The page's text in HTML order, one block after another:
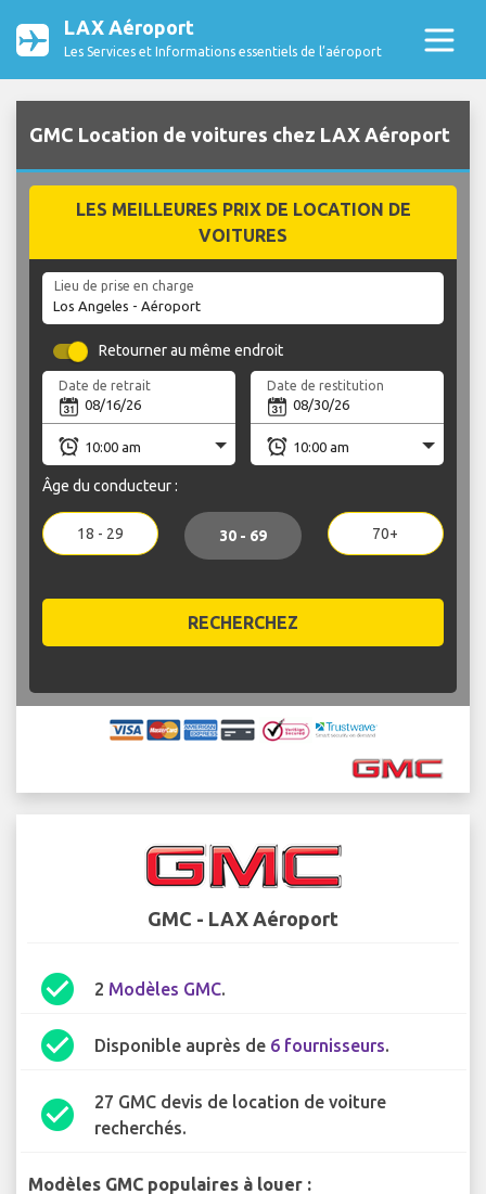
LAX Aéroport
Les Services et Informations essentiels de l’aéroport
GMC Location de voitures chez LAX Aéroport
LES MEILLEURES PRIX DE LOCATION DE
VOITURES
Lieu de prise en charge
Retourner au même endroit
Date de retrait Date de restitution
Âge du conducteur :
18 - 29 30 - 69 70+
RECHERCHEZ
GMC - LAX Aéroport
check_circle 2 Modèles GMC.
check_circle Disponible auprès de 6 fournisseurs.
check_circle
27 GMC devis de location de voiture
recherchés.
Modèles GMC populaires à louer :